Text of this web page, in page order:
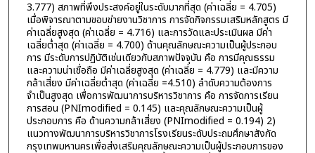
3.777) สภาพที่พึงประสงค์อยู่ในระดับมากที่สุด (ค่าเฉลี่ย = 4.705)
เมื่อพิจารณาตามขอบข่ายงานวิชาการ การจัดกิจกรรมเสริมหลักสูตร มี
ค่าเฉลี่ยสูงสุด (ค่าเฉลี่ย = 4.716) และการวัดและประเมินผล มีค่า
เฉลี่ยต่ำสุด (ค่าเฉลี่ย = 4.700) ด้านคุณลักษณะความเป็นผู้ประกอบ
การ มีระดับการปฏิบัติเช่นเดียวกับสภาพปัจจุบัน คือ การมีคุณธรรม
และความน่าเชื่อถือ มีค่าเฉลี่ยสูงสุด (ค่าเฉลี่ย = 4.779) และมีความ
กล้าเสี่ยง มีค่าเฉลี่ยต่ำสุด (ค่าเฉลี่ย =4.510) ลำดับความต้องการ
จำเป็นสูงสุด เพื่อการพัฒนาการบริหารวิชาการ คือ การจัดการเรียน
การสอน (PNImodified = 0.145) และคุณลักษณะความเป็นผู้
ประกอบการ คือ ด้านความกล้าเสี่ยง (PNImodified = 0.194) 2)
แนวทางพัฒนาการบริหารวิชาการโรงเรียนระดับประถมศึกษาสังกัด
กรุงเทพมหานครเพื่อส่งเสริมคุณลักษณะความเป็นผู้ประกอบการของ